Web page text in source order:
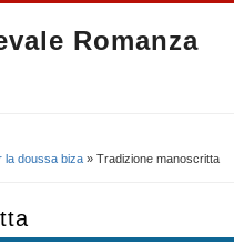
Romanza
la doussa biza » Tradizione manoscritta